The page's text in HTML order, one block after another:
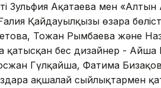
Зульфия Ақатаева мен
Қайдауылқызы өзара
Тоғжан Рымбаева және
қатысқан бес дизайнер -
Гүлқайша, Фатима
ақшалай сыйлықтармен